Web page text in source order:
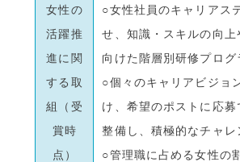
女性の
活躍推
進に関
する取
組（受
賞時
点）
○女性社員のキャリアス
せ、知識・スキルの向上
向けた階層別研修プログ
○個々のキャリアビジョ
け、希望のポストに応募
整備し、積極的なチャレ
○管理職に占める女性の